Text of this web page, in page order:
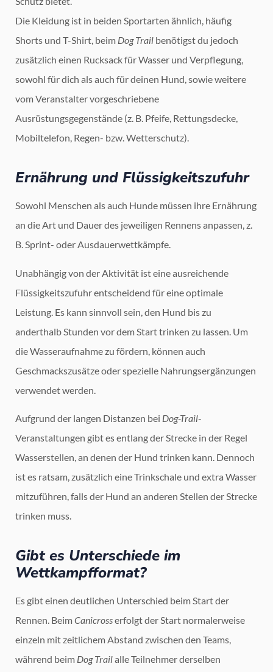
Die Kleidung ist in beiden Sportarten ähnlich, häufig
Shorts und T-Shirt, beim Dog Trail benötigst du jedoch
zusätzlich einen Rucksack für Wasser und Verpflegung,
sowohl für dich als auch für deinen Hund, sowie weitere
vom Veranstalter vorgeschriebene
Ausrüstungsgegenstände (z. B. Pfeife, Rettungsdecke,
Mobiltelefon, Regen- bzw. Wetterschutz).
Ernährung und Flüssigkeitszufuhr
Sowohl Menschen als auch Hunde müssen ihre Ernährung
an die Art und Dauer des jeweiligen Rennens anpassen, z.
B. Sprint- oder Ausdauerwettkämpfe.
Unabhängig von der Aktivität ist eine ausreichende
Flüssigkeitszufuhr entscheidend für eine optimale
Leistung. Es kann sinnvoll sein, den Hund bis zu
anderthalb Stunden vor dem Start trinken zu lassen. Um
die Wasseraufnahme zu fördern, können auch
Geschmackszusätze oder spezielle Nahrungsergänzungen
verwendet werden.
Aufgrund der langen Distanzen bei Dog-Trail-
Veranstaltungen gibt es entlang der Strecke in der Regel
Wasserstellen, an denen der Hund trinken kann. Dennoch
ist es ratsam, zusätzlich eine Trinkschale und extra Wasser
mitzuführen, falls der Hund an anderen Stellen der Strecke
trinken muss.
Gibt es Unterschiede im
Wettkampfformat?
Es gibt einen deutlichen Unterschied beim Start der
Rennen. BeimCanicrosserfolgt der Start normalerweise
einzeln mit zeitlichem Abstand zwischen den Teams,
während beim Dog Trailalle Teilnehmer derselben